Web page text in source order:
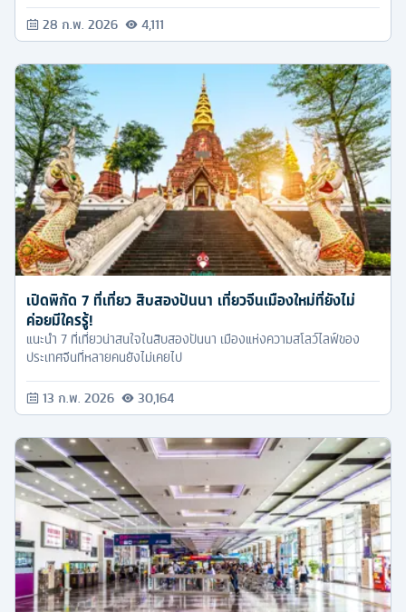
28 ก.พ. 2026 4,111
เปิดพิกัด 7 ที่เที่ยว สิบสองปันนา เที่ยวจีนเมืองใหม่ที่ยังไม่
ค่อยมีใครรู้!
แนะนำ 7 ที่เที่ยวน่าสนใจในสิบสองปันนา เมืองแห่งความสโลว์ไลฟ์ของ
ประเทศจีนที่หลายคนยังไม่เคยไป
13 ก.พ. 2026 30,164